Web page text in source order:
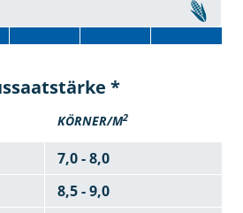
*
KÖRNER/M2
7,0 - 8,0
8,5 - 9,0